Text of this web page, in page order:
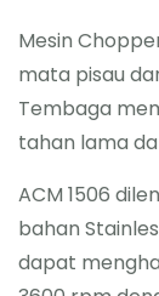
Mesin
mata pisau
Tembaga
tahan lama
ACM 1506
bahan
dapat